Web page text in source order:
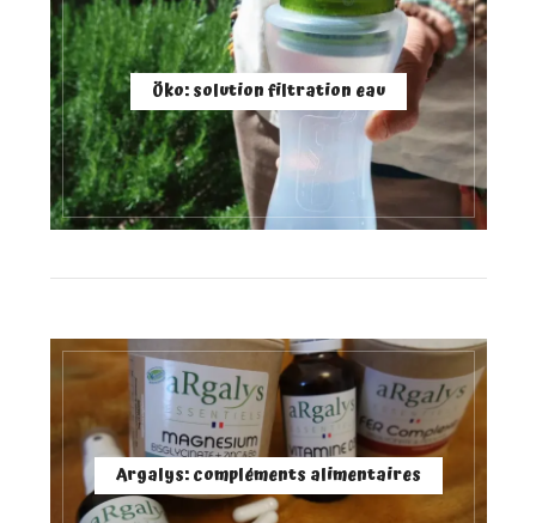
Öko: solution filtration eau
Argalys: compléments alimentaires